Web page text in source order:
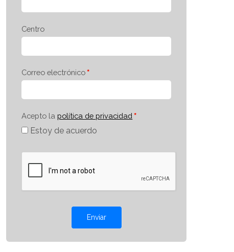
Centro
Correo electrónico
Acepto la política de privacidad
Estoy de acuerdo
Enviar